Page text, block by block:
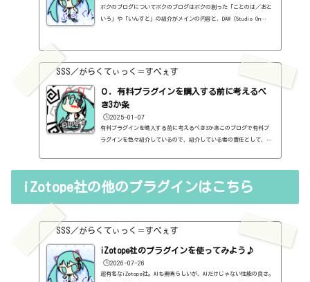
ボクのブログについてボクのブログはボクの創った「ことのは／おと
いろ」や「いんすと」の紹介がメインの内容と、DAW（Studio On
録はしていますし、セールしているプラグインはブログの最初の方に
表示するように（編集したら、自動的に最初の方に表示されてるだけ
ですが・・...
SSS／がらくてぃっく＝すぺぇす
０．有料プラグインを購入する前に考えるべ
き3か条
🕒️2025-01-07
有料プラグインを購入する前に考えるべき3か条このブログで有料プ
ラグインを色々紹介しているので、紹介している者の責任として、有
ンの中には、なぜ、これが無料なんだろう？と驚くような性能のもの
もの...
iZotope社の他のプラグインはこちら
SSS／がらくてぃっく＝すぺぇす
iZotope社のプラグインを使ってみよう♪
🕒️2026-07-26
超有名なiZotope社。AIも素晴らしいが、AIだけじゃない性能の良さ。